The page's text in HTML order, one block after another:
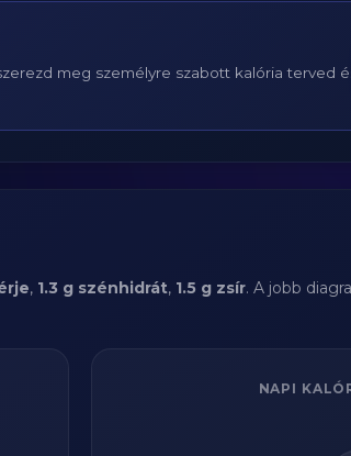
meg személyre szabott kalória terved
, 1.3 g szénhidrát, 1.5 g zsír. A jobb
NAPI